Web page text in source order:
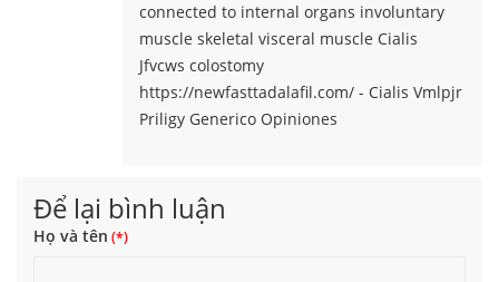
connected to internal organs involuntary
muscle skeletal visceral muscle Cialis
Jfvcws colostomy
https://newfasttadalafil.com/ - Cialis Vmlpjr
Priligy Generico Opiniones
Để lại bình luận
Họ và tên